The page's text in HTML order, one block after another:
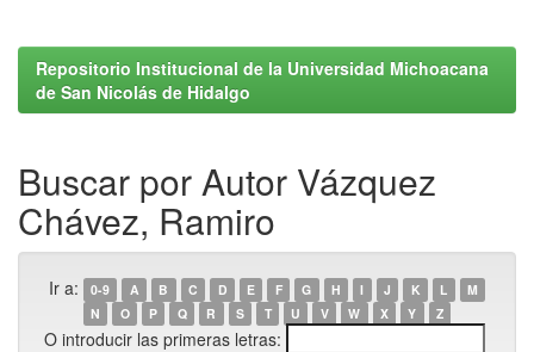
Repositorio Institucional de la Universidad Michoacana
de San Nicolás de Hidalgo
Buscar por Autor Vázquez
Chávez, Ramiro
Ir a: 0-9 A B C D E F G H I J K L
M
N
O P Q R S T U V W X Y Z
O introducir las primeras letras: